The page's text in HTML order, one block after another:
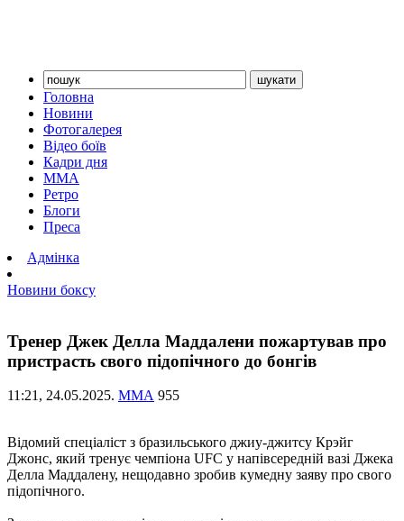
Головна
Новини
Фотогалерея
Відео боїв
Кадри дня
ММА
Ретро
Блоги
Преса
Адмінка
Новини боксу
Тренер Джек Делла Маддалени пожартував про
пристрасть свого підопічного до бонгів
11:21, 24.05.2025. ММА 955
Відомий спеціаліст з бразильського джиу-джитсу Крэйг
Джонс, який тренує чемпіона UFC у напівсередній вазі Джека
Делла Маддалену, нещодавно зробив кумедну заяву про свого
підопічного.